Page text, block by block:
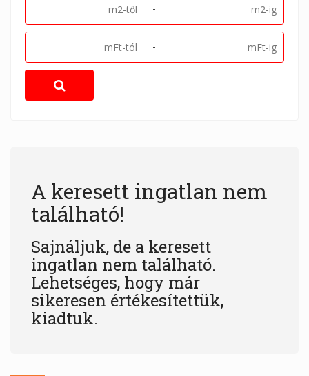
-
-
A keresett ingatlan nem
található!
Sajnáljuk, de a keresett
ingatlan nem található.
Lehetséges, hogy már
sikeresen értékesítettük,
kiadtuk.